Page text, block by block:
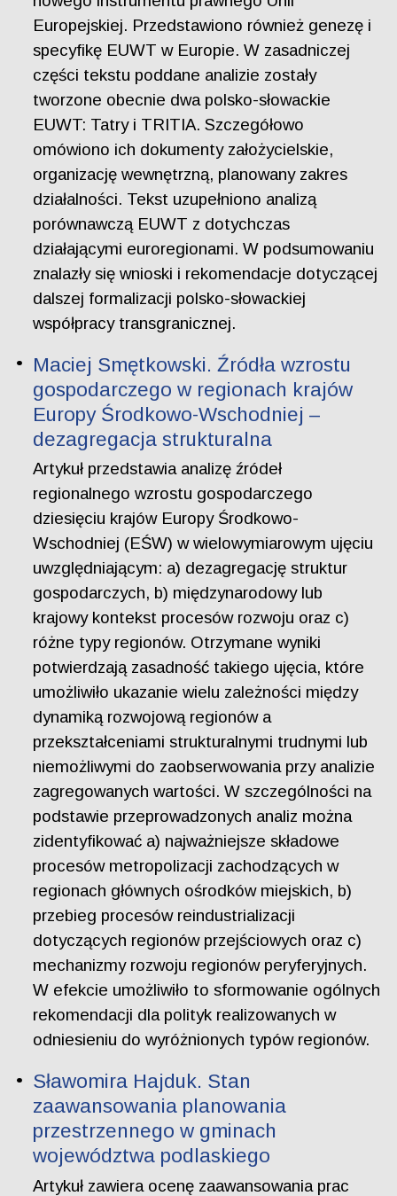
Europejskiej. Przedstawiono również genezę i
specyfikę EUWT w Europie. W zasadniczej
części tekstu poddane analizie zostały
tworzone obecnie dwa polsko-słowackie
EUWT: Tatry i TRITIA. Szczegółowo
omówiono ich dokumenty założycielskie,
organizację wewnętrzną, planowany zakres
działalności. Tekst uzupełniono analizą
porównawczą EUWT z dotychczas
działającymi euroregionami. W podsumowaniu
znalazły się wnioski i rekomendacje dotyczącej
dalszej formalizacji polsko-słowackiej
współpracy transgranicznej.
Maciej Smętkowski. Źródła wzrostu
gospodarczego w regionach krajów
Europy Środkowo-Wschodniej –
dezagregacja strukturalna
Artykuł przedstawia analizę źródeł
regionalnego wzrostu gospodarczego
dziesięciu krajów Europy Środkowo-
Wschodniej (EŚW) w wielowymiarowym ujęciu
uwzględniającym: a) dezagregację struktur
gospodarczych, b) międzynarodowy lub
krajowy kontekst procesów rozwoju oraz c)
różne typy regionów. Otrzymane wyniki
potwierdzają zasadność takiego ujęcia, które
umożliwiło ukazanie wielu zależności między
dynamiką rozwojową regionów a
przekształceniami strukturalnymi trudnymi lub
niemożliwymi do zaobserwowania przy analizie
zagregowanych wartości. W szczególności na
podstawie przeprowadzonych analiz można
zidentyfikować a) najważniejsze składowe
procesów metropolizacji zachodzących w
regionach głównych ośrodków miejskich, b)
przebieg procesów reindustrializacji
dotyczących regionów przejściowych oraz c)
mechanizmy rozwoju regionów peryferyjnych.
W efekcie umożliwiło to sformowanie ogólnych
rekomendacji dla polityk realizowanych w
odniesieniu do wyróżnionych typów regionów.
Sławomira Hajduk. Stan
zaawansowania planowania
przestrzennego w gminach
województwa podlaskiego
Artykuł zawiera ocenę zaawansowania prac